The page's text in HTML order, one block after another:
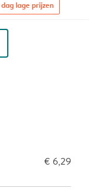
dag lage prijzen
€ 6,29